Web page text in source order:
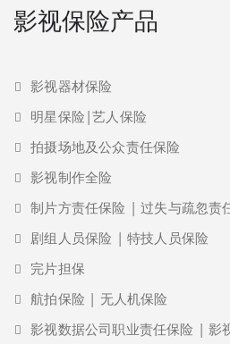
影视保险产品
影视器材保险
明星保险|艺人保险
拍摄场地及公众责任保险
影视制作全险
制片方责任保险 | 过失与疏忽责
剧组人员保险 | 特技人员保险
完片担保
航拍保险 | 无人机保险
影视数据公司职业责任保险 | 影